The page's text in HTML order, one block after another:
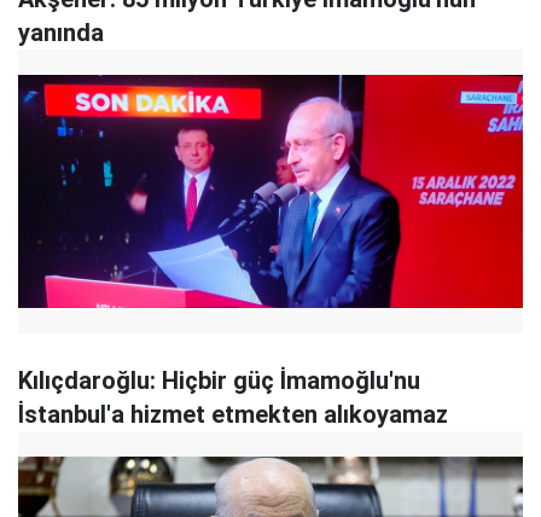
yanında
Kılıçdaroğlu: Hiçbir güç İmamoğlu'nu
İstanbul'a hizmet etmekten alıkoyamaz